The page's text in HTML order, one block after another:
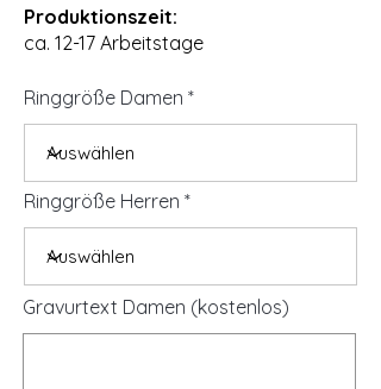
Produktionszeit:
ca. 12-17 Arbeitstage
Ringgröße Damen
Ringgröße Herren
Gravurtext Damen (kostenlos)